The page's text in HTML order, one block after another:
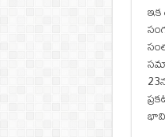
ఇక